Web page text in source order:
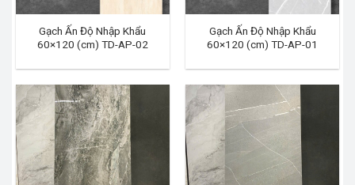
Gạch Ấn Độ Nhập Khẩu
60×120 (cm) TD-AP-02
Gạch Ấn Độ Nhập Khẩu
60×120 (cm) TD-AP-01